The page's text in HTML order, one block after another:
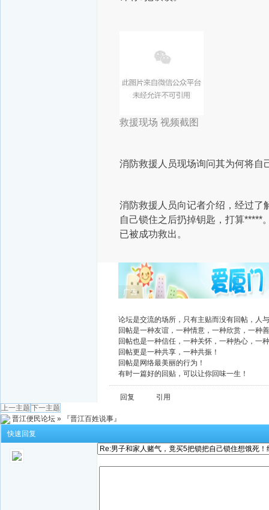
救援现场 视频截图
消防救援人员现场询问其为何将自
消防救援人员向记者介绍，经过了
自己锁住之后扔掉钥匙，打算*****
已被成功救出。
广告
论坛是交流的场所，只有主贴而没有回帖，人
回帖是一种友谊，一种情意，一种欣赏，一种
回帖也是一种信任，一种关怀，一种热心，一
回帖更是一种共享，一种共振！
回帖是网络最美丽的行为！
有时一篇好的回贴，可以让你回味一生！
回复
引用
上一主题 下一主题
晋江便民论坛 »
『晋江百姓说事』
快速回复